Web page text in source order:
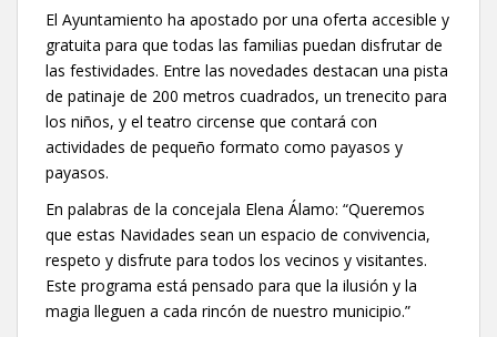
El Ayuntamiento ha apostado por una oferta accesible y
gratuita para que todas las familias puedan disfrutar de
las festividades. Entre las novedades destacan una pista
de patinaje de 200 metros cuadrados, un trenecito para
los niños, y el teatro circense que contará con
actividades de pequeño formato como payasos y
payasos.
En palabras de la concejala Elena Álamo: “Queremos
que estas Navidades sean un espacio de convivencia,
respeto y disfrute para todos los vecinos y visitantes.
Este programa está pensado para que la ilusión y la
magia lleguen a cada rincón de nuestro municipio.”